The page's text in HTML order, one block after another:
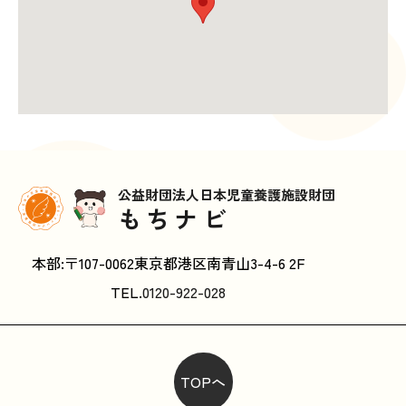
公益財団法人日本児童養護施設財団
もちナビ
本部:〒107-0062東京都港区南青山3-4-6 2F
TEL.0120-922-028
TOPへ